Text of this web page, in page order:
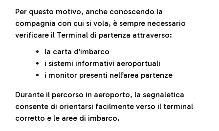
Per questo motivo, anche conoscendo la
compagnia con cui si vola, è sempre necessario
verificare il Terminal di partenza attraverso:
la carta d’imbarco
i sistemi informativi aeroportuali
i monitor presenti nell’area partenze
Durante il percorso in aeroporto, la segnaletica
consente di orientarsi facilmente verso il terminal
corretto e le aree di imbarco.